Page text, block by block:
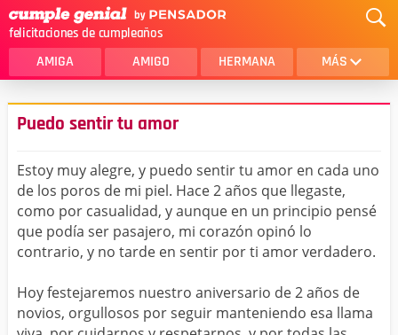
felicitaciones de cumpleaños
AMIGA AMIGO HERMANA MÁS
MAMA
AMOR
SOBRINA
HIJA
HERMANO
HIJO
NOVIA
ESPOSO
HOMBRE
TIA
CUÑADA
Puedo sentir tu amor
Estoy muy alegre, y puedo sentir tu amor en cada uno
de los poros de mi piel. Hace 2 años que llegaste,
como por casualidad, y aunque en un principio pensé
que podía ser pasajero, mi corazón opinó lo
contrario, y no tarde en sentir por ti amor verdadero.
Hoy festejaremos nuestro aniversario de 2 años de
novios, orgullosos por seguir manteniendo esa llama